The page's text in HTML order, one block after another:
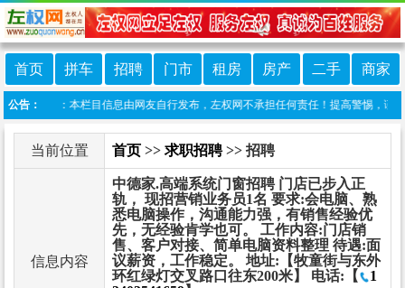
首页 拼车 招聘 门市 租房 房产 二手 商家
公告：
免责声明：本栏目信息由网友自行发布，左权网不承担任何责任！提高警惕，谨防
当前位置 首页 >> 求职招聘>> 招聘
信息内容
中德家.高端系统门窗招聘 门店已步入正
轨， 现招营销业务员1名 要求:会电脑、熟
悉电脑操作，沟通能力强，有销售经验优
先，无经验肯学也可。 工作内容:门店销
售、客户对接、简单电脑资料整理 待遇:面
议薪资，工作稳定。 地址:【牧童街与东外
环红绿灯交叉路口往东200米】 电话:【
1